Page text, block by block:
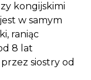
kongijskimi
w samym
raniąc
8 lat
siostry od